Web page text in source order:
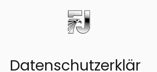
Datenschutzerklär